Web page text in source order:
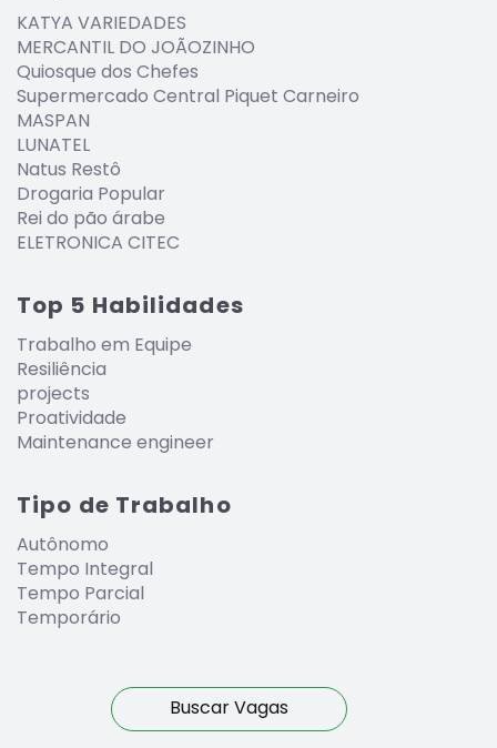
KATYA VARIEDADES
MERCANTIL DO JOÃOZINHO
Quiosque dos Chefes
Supermercado Central Piquet Carneiro
MASPAN
LUNATEL
Natus Restô
Drogaria Popular
Rei do pão árabe
ELETRONICA CITEC
Top 5 Habilidades
Trabalho em Equipe
Resiliência
projects
Proatividade
Maintenance engineer
Tipo de Trabalho
Autônomo
Tempo Integral
Tempo Parcial
Temporário
Buscar Vagas